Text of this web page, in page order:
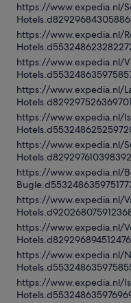
https://www.expedia.nl/
https://www.expedia.nl/
https://www.expedia.nl/
https://www.expedia.nl/
https://www.expedia.nl/
https://www.expedia.nl/
https://www.expedia.nl/
https://www.expedia.nl/
https://www.expedia.nl/
https://www.expedia.nl/
https://www.expedia.nl/